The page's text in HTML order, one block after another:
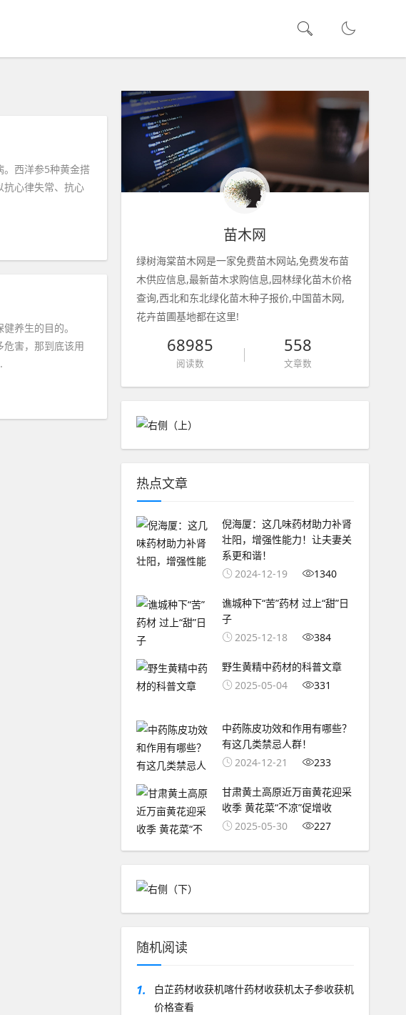
。西洋参5种黄金搭
抗心律失常、抗心
养生的目的。
害，那到底该用
苗木网
绿树海棠苗木网是一家免费苗木网站,免费发布苗
木供应信息,最新苗木求购信息,园林绿化苗木价格
查询,西北和东北绿化苗木种子报价,中国苗木网,
花卉苗圃基地都在这里!
68985
阅读数
558
文章数
热点文章
倪海厦：这几味药材助力补肾
壮阳，增强性能力！让夫妻关
系更和谐！
2024-12-19
1340
谯城种下“苦”药材 过上“甜”日
子
2025-12-18
384
野生黄精中药材的科普文章
2025-05-04
331
中药陈皮功效和作用有哪些？
有这几类禁忌人群！
2024-12-21
233
甘肃黄土高原近万亩黄花迎采
收季 黄花菜“不凉”促增收
2025-05-30
227
随机阅读
1.
白芷药材收获机喀什药材收获机太子参收获机
价格查看